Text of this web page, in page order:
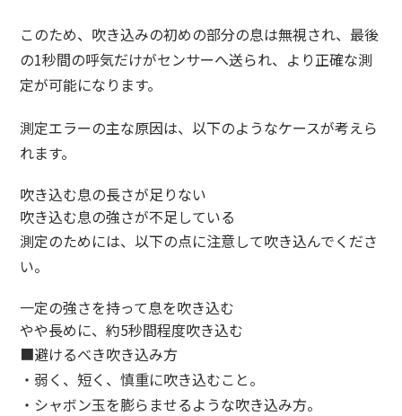
このため、吹き込みの初めの部分の息は無視され、最後
の1秒間の呼気だけがセンサーへ送られ、より正確な測
定が可能になります。
測定エラーの主な原因は、以下のようなケースが考えら
れます。
吹き込む息の長さが足りない
吹き込む息の強さが不足している
測定のためには、以下の点に注意して吹き込んでくださ
い。
一定の強さを持って息を吹き込む
やや長めに、約5秒間程度吹き込む
■避けるべき吹き込み方
・弱く、短く、慎重に吹き込むこと。
・シャボン玉を膨らませるような吹き込み方。